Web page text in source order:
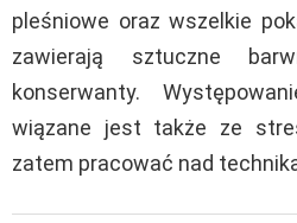
pleśniowe oraz wszelkie
zawierają sztuczne
konserwanty.
wiązane jest także ze
zatem pracować nad